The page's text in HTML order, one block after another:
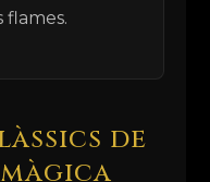
flames.
de